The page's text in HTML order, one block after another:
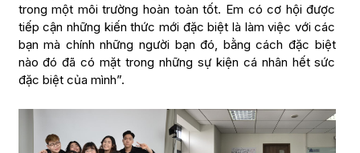
trong một môi trường hoàn toàn tốt. Em có cơ hội được
tiếp cận những kiến thức mới đặc biệt là làm việc với các
bạn mà chính những người bạn đó, bằng cách đặc biệt
nào đó đã có mặt trong những sự kiện cá nhân hết sức
đặc biệt của mình”.